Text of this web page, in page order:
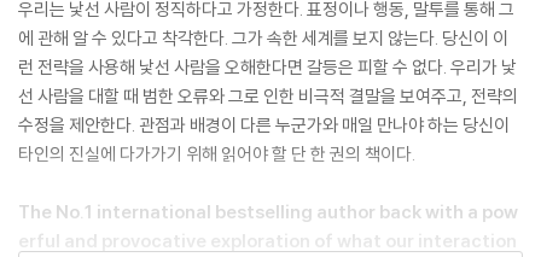
우리는 낯선 사람이 정직하다고 가정한다. 표정이나 행동, 말투를 통해 그
에 관해 알 수 있다고 착각한다. 그가 속한 세계를 보지 않는다. 당신이 이
런 전략을 사용해 낯선 사람을 오해한다면 갈등은 피할 수 없다. 우리가 낯
선 사람을 대할 때 범한 오류와 그로 인한 비극적 결말을 보여주고, 전략의
수정을 제안한다. 관점과 배경이 다른 누군가와 매일 만나야 하는 당신이
타인의 진실에 다가가기 위해 읽어야 할 단 한 권의 책이다.
The No.1 international bestselling author back with a pow
erful and provocative exploration of what our interaction